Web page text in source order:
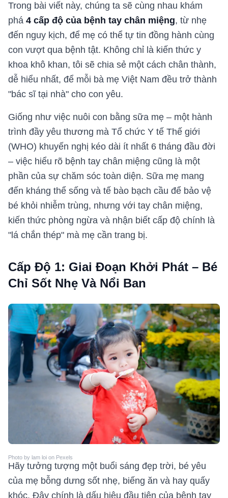
Trong bài viết này, chúng ta sẽ cùng nhau khám
phá 4 cấp độ của bệnh tay chân miệng, từ nhẹ
đến nguy kịch, để mẹ có thể tự tin đồng hành cùng
con vượt qua bệnh tật. Không chỉ là kiến thức y
khoa khô khan, tôi sẽ chia sẻ một cách chân thành,
dễ hiểu nhất, để mỗi bà mẹ Việt Nam đều trở thành
"bác sĩ tại nhà" cho con yêu.
Giống như việc nuôi con bằng sữa mẹ – một hành
trình đầy yêu thương mà Tổ chức Y tế Thế giới
(WHO) khuyến nghị kéo dài ít nhất 6 tháng đầu đời
– việc hiểu rõ bệnh tay chân miệng cũng là một
phần của sự chăm sóc toàn diện. Sữa mẹ mang
đến kháng thể sống và tế bào bạch cầu để bảo vệ
bé khỏi nhiễm trùng, nhưng với tay chân miệng,
kiến thức phòng ngừa và nhận biết cấp độ chính là
"lá chắn thép" mà mẹ cần trang bị.
Cấp Độ 1: Giai Đoạn Khởi Phát – Bé
Chỉ Sốt Nhẹ Và Nổi Ban
Photo by lam loi on Pexels
Hãy tưởng tượng một buổi sáng đẹp trời, bé yêu
của mẹ bỗng dưng sốt nhẹ, biếng ăn và hay quấy
khóc. Đây chính là dấu hiệu đầu tiên của bệnh tay